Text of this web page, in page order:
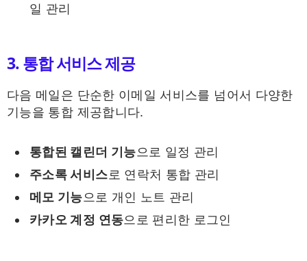
일 관리
3. 통합 서비스 제공
다음 메일은 단순한 이메일 서비스를 넘어서 다양한
기능을 통합 제공합니다.
통합된 캘린더 기능으로 일정 관리
주소록 서비스로 연락처 통합 관리
메모 기능으로 개인 노트 관리
카카오 계정 연동으로 편리한 로그인